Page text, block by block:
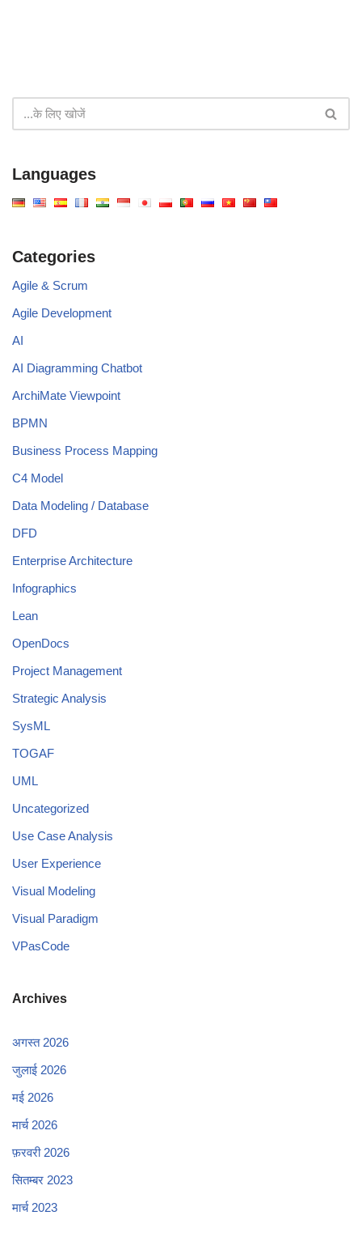
Languages
Categories
Agile & Scrum
Agile Development
AI
AI Diagramming Chatbot
ArchiMate Viewpoint
BPMN
Business Process Mapping
C4 Model
Data Modeling / Database
DFD
Enterprise Architecture
Infographics
Lean
OpenDocs
Project Management
Strategic Analysis
SysML
TOGAF
UML
Uncategorized
Use Case Analysis
User Experience
Visual Modeling
Visual Paradigm
VPasCode
Archives
अगस्त 2026
जुलाई 2026
मई 2026
मार्च 2026
फ़रवरी 2026
सितम्बर 2023
मार्च 2023